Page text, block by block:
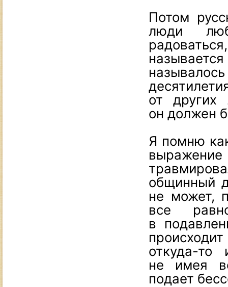
Потом
люди
от других
он должен
Я помню
общинный
не может,
все
в
откуда-
не имея
подает